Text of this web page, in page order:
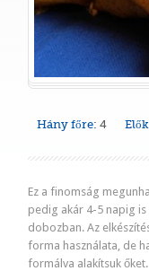
Hány főre: 4
Ez a finomság
pedig akár 4-5 napig
dobozban. Az
forma használata, de
formálva alakítsuk őket.